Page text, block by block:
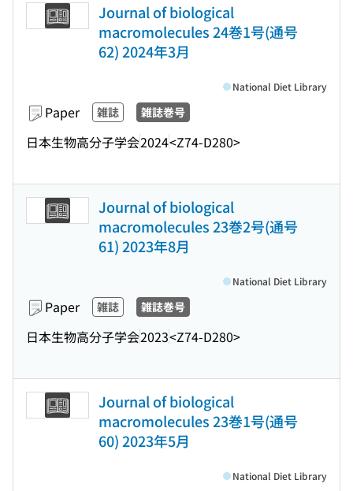
Journal of biological
macromolecules 24巻1号(通号
62) 2024年3月
Paper 雑誌 雑誌巻号
日本生物高分子学会2024<Z74-D280>
National Diet Library
Journal of biological
macromolecules 23巻2号(通号
61) 2023年8月
Paper 雑誌 雑誌巻号
日本生物高分子学会2023<Z74-D280>
National Diet Library
Journal of biological
macromolecules 23巻1号(通号
60) 2023年5月
National Diet Library